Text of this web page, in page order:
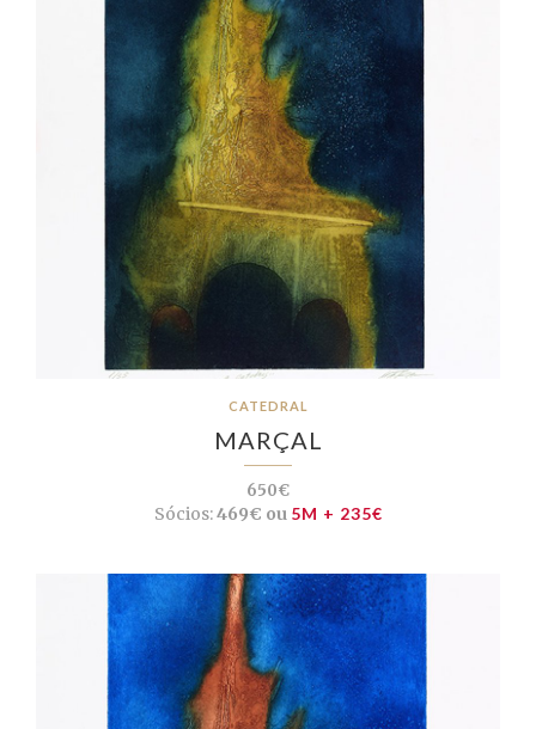
CATEDRAL
MARÇAL
650€
Sócios:469€ ou 5M + 235€